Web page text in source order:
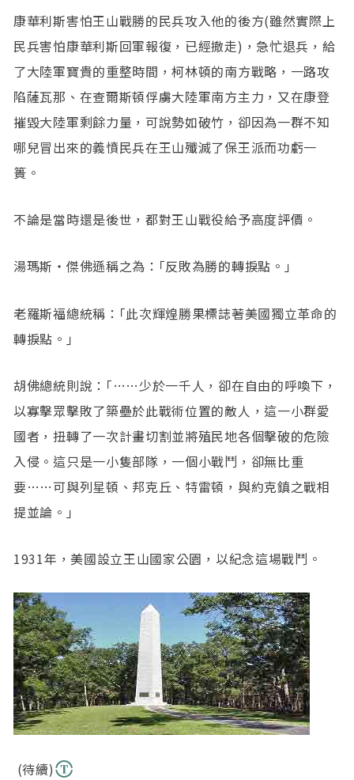
康華利斯害怕王山戰勝的民兵攻入他的後方(雖然實際上
民兵害怕康華利斯回軍報復，已經撤走)，急忙退兵，給
了大陸軍寶貴的重整時間，柯林頓的南方戰略，一路攻
陷薩瓦那、在查爾斯頓俘虜大陸軍南方主力，又在康登
摧毀大陸軍剩餘力量，可說勢如破竹，卻因為一群不知
哪兒冒出來的義憤民兵在王山殲滅了保王派而功虧一
簣。
不論是當時還是後世，都對王山戰役給予高度評價。
湯瑪斯‧傑佛遜稱之為：｢反敗為勝的轉捩點。｣
老羅斯福總統稱：｢此次輝煌勝果標誌著美國獨立革命的
轉捩點。｣
胡佛總統則說：｢……少於一千人，卻在自由的呼喚下，
以寡擊眾擊敗了築壘於此戰術位置的敵人，這一小群愛
國者，扭轉了一次計畫切割並將殖民地各個擊破的危險
入侵。這只是一小隻部隊，一個小戰鬥，卻無比重
要……可與列星頓、邦克丘、特雷頓，與約克鎮之戰相
提並論。｣
1931年，美國設立王山國家公園，以紀念這場戰鬥。
(待續)